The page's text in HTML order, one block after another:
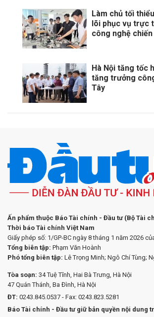
Làm chủ tối
lõi phục vụ trực
công nghệ
Hà Nội tăng tốc
tăng trưởng
Tây
Ấn phẩm thuộc Báo Tài chính - Đầu tư (Bộ Tài
Thời báo Tài chính Việt Nam
Giấy phép số: 1/GP-BC ngày 8 tháng 1 năm 2026
Tổng biên tập: Phạm Văn Hoành
Phó tổng biên tập: Lê Trọng Minh; Ngô Chí Tùng;
Tòa soạn: 34 Tuệ Tĩnh, Hai Bà Trưng, Hà Nội
47 Quán Thánh, Ba Đình, Hà Nội
ĐT: 0243.845.0537 - Fax: 0243.823.5281
Báo Tài chính - Đầu tư giữ bản quyền nội dung